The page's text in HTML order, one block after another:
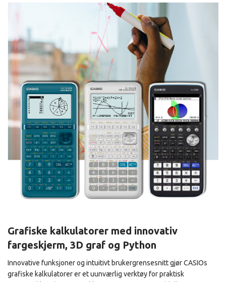
Grafiske kalkulatorer med innovativ
fargeskjerm, 3D graf og Python
Innovative funksjoner og intuitivt brukergrensesnitt gjør CASIOs
grafiske kalkulatorer er et uunværlig verktøy for praktisk